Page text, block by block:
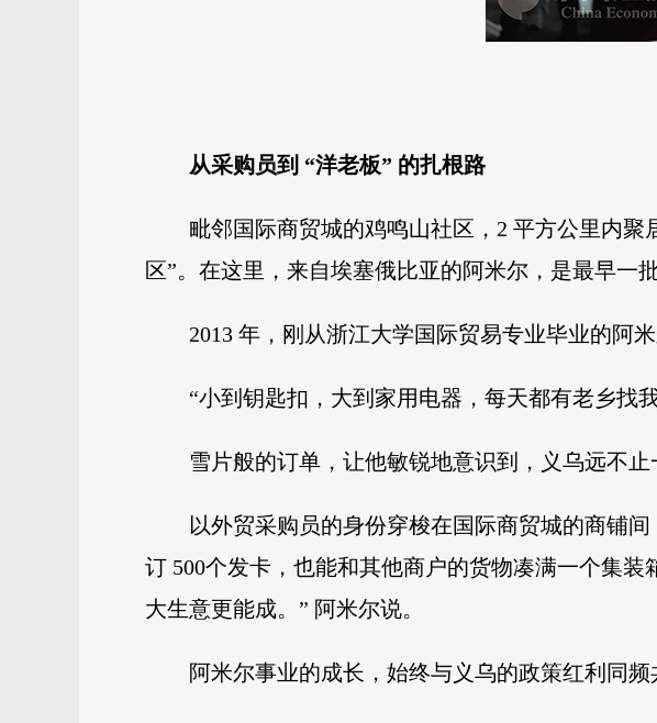
从采购员到 “洋老板” 的扎根路
毗邻国际商贸城的鸡鸣山社区，2 平方公里内聚
区”。在这里，来自埃塞俄比亚的阿米尔，是最早一
2013 年，刚从浙江大学国际贸易专业毕业的阿
“小到钥匙扣，大到家用电器，每天都有老乡找
雪片般的订单，让他敏锐地意识到，义乌远不
以外贸采购员的身份穿梭在国际商贸城的商铺
订 500个发卡，也能和其他商户的货物凑满一个集
大生意更能成。” 阿米尔说。
阿米尔事业的成长，始终与义乌的政策红利同频